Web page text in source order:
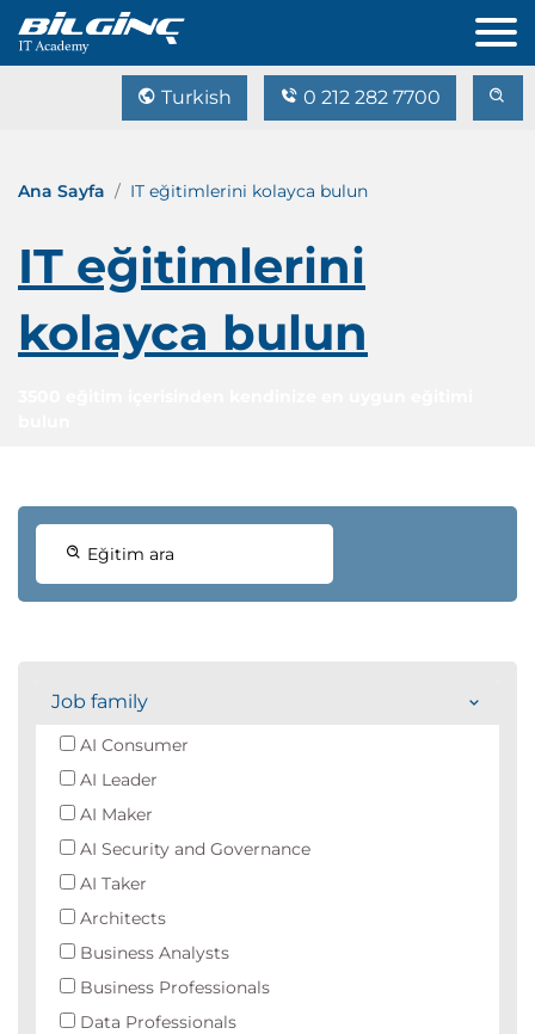
Turkish 0 212 282 7700
Ana Sayfa IT eğitimlerini kolayca bulun
IT eğitimlerini
kolayca bulun
Eğitim ara
Job family
AI Consumer
AI Leader
AI Maker
AI Security and Governance
AI Taker
Architects
Business Analysts
Business Professionals
Data Professionals